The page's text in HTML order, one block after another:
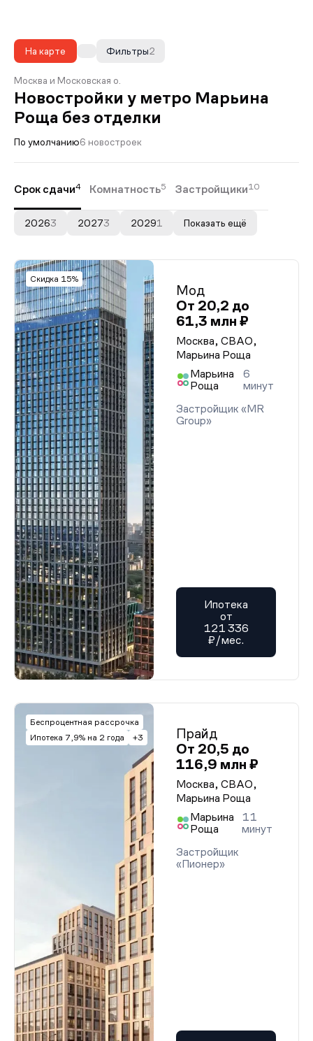
На карте 2
Фильтры
Москва и Московская о.
Новостройки у метро Марьина
Роща без отделки
По умолчанию6 новостроек
Срок сдачи4 Комнатность5 Застройщики10
20263 20273 20291 Показать ещё
Скидка 15%
Мод
От 20,2 до
61,3 млн ₽
Москва, СВАО,
Марьина Роща
Марьина
Роща
6
минут
Застройщик «MR
Group»
Ипотека
от
121 336
₽/мес.
Беспроцентная рассрочка
Ипотека 7,9% на 2 года
+3
Прайд
От 20,5 до
116,9 млн ₽
Москва, СВАО,
Марьина Роща
Марьина
Роща
11
минут
Застройщик
«Пионер»